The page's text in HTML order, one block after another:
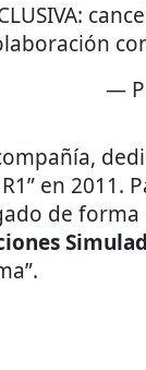
—
en 2011.
de